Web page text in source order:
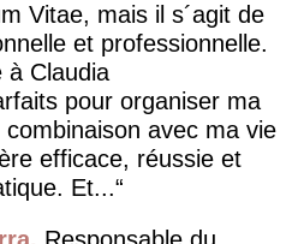
Vitae, mais il s´agit de
et professionnelle.
à Claudia
pour organiser ma
avec ma vie
efficace, réussie et
Et...